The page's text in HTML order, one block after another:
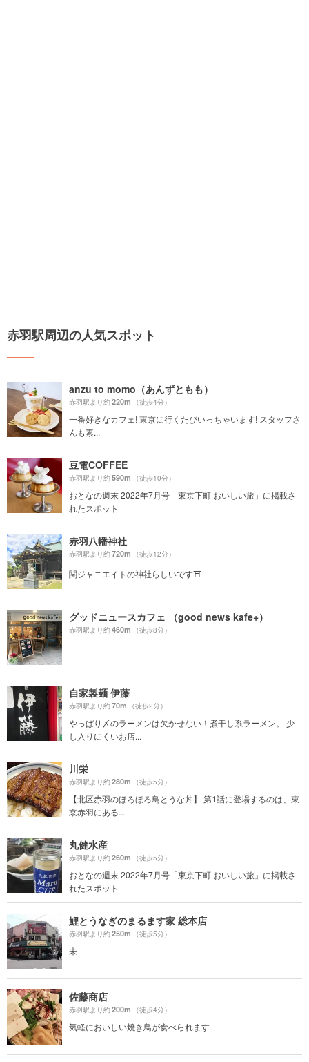
赤羽駅周辺の人気スポット
anzu to momo（あんずともも）
赤羽駅より約220m （徒歩4分）
一番好きなカフェ! 東京に行くたびいっちゃいます! スタッフさ
んも素...
豆電COFFEE
赤羽駅より約590m （徒歩10分）
おとなの週末 2022年7月号「東京下町 おいしい旅」に掲載さ
れたスポット
赤羽八幡神社
赤羽駅より約720m （徒歩12分）
関ジャニエイトの神社らしいです⛩
グッドニュースカフェ （good news kafe+）
赤羽駅より約460m （徒歩8分）
自家製麺 伊藤
赤羽駅より約70m （徒歩2分）
やっぱり〆のラーメンは欠かせない！煮干し系ラーメン。 少
し入りにくいお店...
川栄
赤羽駅より約280m （徒歩5分）
【北区赤羽のほろほろ鳥とうな丼】 第1話に登場するのは、東
京赤羽にある...
丸健水産
赤羽駅より約260m （徒歩5分）
おとなの週末 2022年7月号「東京下町 おいしい旅」に掲載さ
れたスポット
鯉とうなぎのまるます家 総本店
赤羽駅より約250m （徒歩5分）
未
佐藤商店
赤羽駅より約200m （徒歩4分）
気軽においしい焼き鳥が食べられます